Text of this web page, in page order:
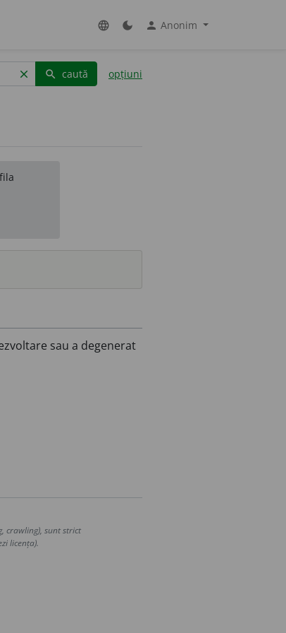
language dark_mode person Anonim
clear search caută opțiuni
sau a degenerat
crawling), sunt strict
licența).